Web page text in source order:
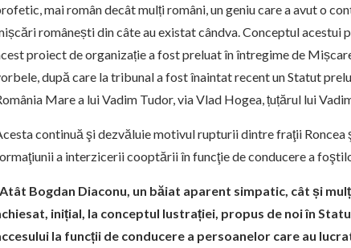
mai român decât mulți români, un geniu care a avut o
românești din câte au existat cândva. Conceptul acestui
proiect de organizație a fost preluat în întregime de
după care la tribunal a fost înaintat recent un Statut
Mare a lui Vadim Tudor, via Vlad Hogea, țuțărul lui
continuă şi dezvăluie motivul rupturii dintre fraţii Roncea
a interzicerii cooptării în funcţie de conducere a
Atât Bogdan Diaconu, un băiat aparent simpatic, cât și
inițial, la conceptul lustrației, propus de noi în
la funcții de conducere a persoanelor care au